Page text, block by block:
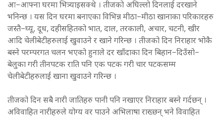
आ–आफ्ना घरमा भित्र्याइसक्थे । तीजको अघिल्लो दिनलाई दरखाने
भनिन्छ । यस दिन घरमा बनाएका विभिन्न मीठा–मीठा खानाका परिकारहरु
जस्तै–घ्यू, दूध, दहीसहितको भात, दाल, तरकाली, अचार, चटनी, खीर
आदि चेलीबेटीहरुलाई खुवाउने र खाने गरिन्छ । तीजको दिन निराहार भोकै
बस्ने परम्परगत चलन भएको हुनाले दर खाँदाका दिन बिहान–दिउँसो–
बेलुका गरी तीनपटक राति पनि एक पटक गरी चार पटकसम्म
चेलीबेटीहरुलाई खाना खुवाउने गरिन्छ ।
तीजको दिन सबै नारी जातिहरु पानी पनि नखाएर निराहार बस्ने गर्दछन् ।
अविवाहित नारीहरुले योग्य वर पाउने अभिलाषा राख्छन् भने विवाहित